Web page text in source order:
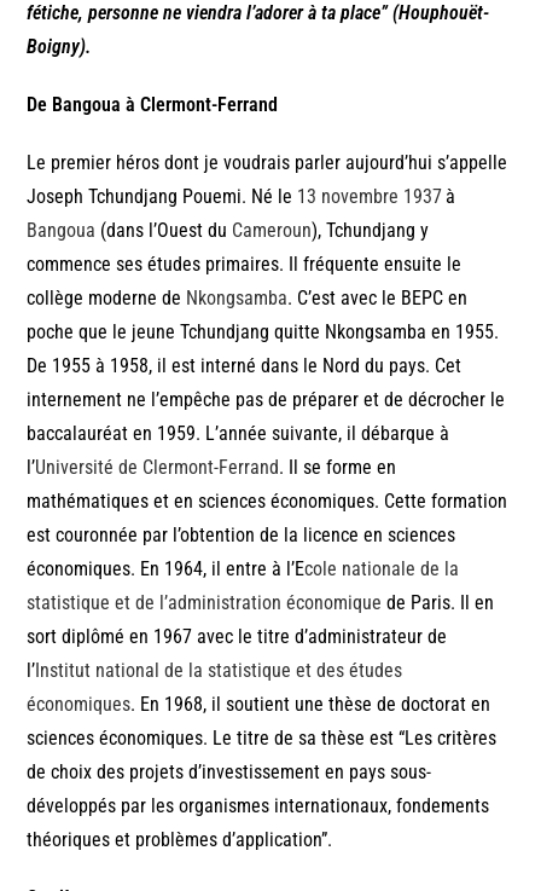
fétiche, personne ne viendra l’adorer à ta place” (Houphouët-
Boigny).
De Bangoua à Clermont-Ferrand
Le premier héros dont je voudrais parler aujourd’hui s’appelle
Joseph Tchundjang Pouemi. Né le 13 novembre 1937 à
Bangoua (dans l’Ouest du Cameroun), Tchundjang y
commence ses études primaires. Il fréquente ensuite le
collège moderne de Nkongsamba. C’est avec le BEPC en
poche que le jeune Tchundjang quitte Nkongsamba en 1955.
De 1955 à 1958, il est interné dans le Nord du pays. Cet
internement ne l’empêche pas de préparer et de décrocher le
baccalauréat en 1959. L’année suivante, il débarque à
l’Université de Clermont-Ferrand. Il se forme en
mathématiques et en sciences économiques. Cette formation
est couronnée par l’obtention de la licence en sciences
économiques. En 1964, il entre à l’Ecole nationale de la
statistique et de l’administration économique de Paris. Il en
sort diplômé en 1967 avec le titre d’administrateur de
l’ Institut national de la statistique et des études
économiques. En 1968, il soutient une thèse de doctorat en
sciences économiques. Le titre de sa thèse est “Les critères
de choix des projets d’investissement en pays sous-
développés par les organismes internationaux, fondements
théoriques et problèmes d’application”.